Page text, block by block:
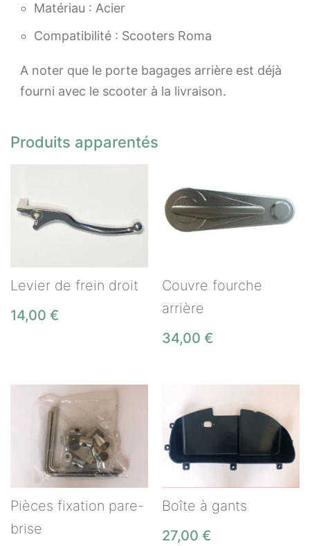
Matériau : Acier
Compatibilité : Scooters Roma
A noter que le porte bagages arrière est déjà
fourni avec le scooter à la livraison.
Produits apparentés
Levier de frein droit
14,00 €
Couvre fourche
arrière
34,00 €
Pièces fixation pare-
brise
Boîte à gants
27,00 €